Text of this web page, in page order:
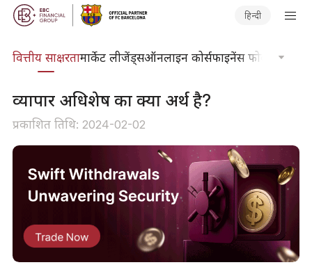
हिन्दी
वित्तीय साक्षरतामार्केट लीजेंड्सऑनलाइन कोर्सफाइनेंस फोकस
व्यापार अधिशेष का क्या अर्थ है?
प्रकाशित तिथि: 2024-02-02